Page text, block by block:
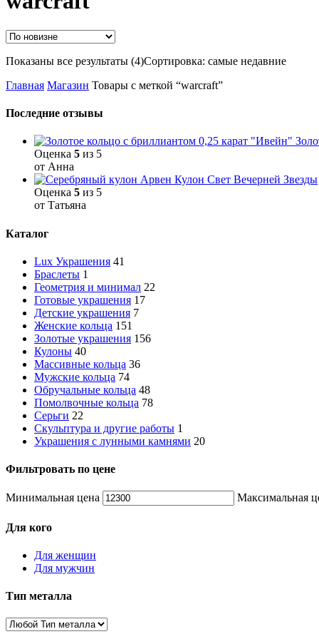
Показаны все результаты (4)Сортировка: самые недавние
Главная Магазин Товары с меткой “warcraft”
Последние отзывы
Оценка 5 из 5
от Анна
Кулон Свет Вечерней Звезды
Оценка 5 из 5
от Татьяна
Каталог
Lux Украшения 41
Браслеты 1
Геометрия и минимал 22
Готовые украшения 17
Детские украшения 7
Женские кольца 151
Золотые украшения 156
Кулоны 40
Массивные кольца 36
Мужские кольца 74
Обручальные кольца 48
Помолвочные кольца 78
Серьги 22
Скульптура и другие работы 1
Украшения с лунными камнями 20
Фильтровать по цене
Минимальная цена Максимальная
Для кого
Для женщин
Для мужчин
Тип металла